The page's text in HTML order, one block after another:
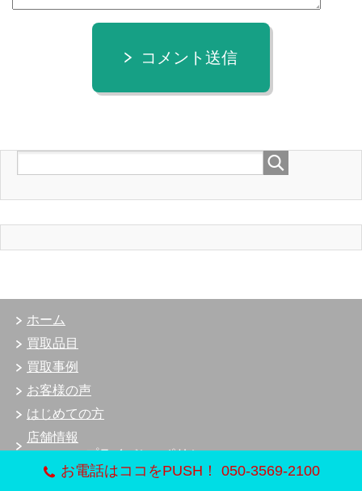
コメント送信
ホーム
買取品目
買取事例
お客様の声
はじめての方
店舗情報
プライバシーポリシー
お問合わせお電話はココをPUSH！ 050-3569-2100